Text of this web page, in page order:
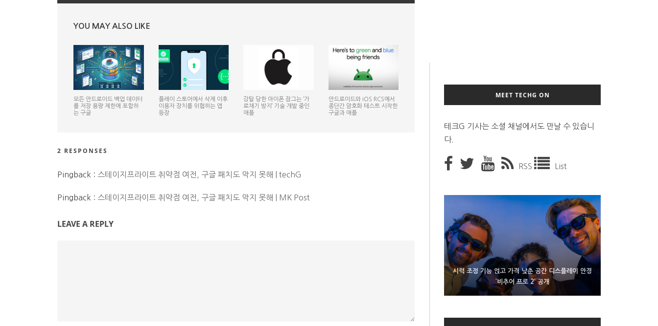
YOU MAY ALSO LIKE
모든 안드로이드 백업 데이터
를 저장 용량 제한에 포함하
는 구글
플레이 스토어에서 삭제 이후
이용자 장치를 위협하는 앱
등장
강탈 당한 아이폰 잠그는 ‘가
로채기 방지’ 기술 개발 중인
애플
안드로이드와 iOS RCS에서
종단간 암호화 테스트 시작한
구글과 애플
2 RESPONSES
Pingback : 스테이지프라이트 취약점 여전, 구글 패치도 막지 못해 | techG
Pingback : 스테이지프라이트 취약점 여전, 구글 패치도 막지 못해 | MK Post
LEAVE A REPLY
MEET TECHG ON
테크G 기사는 소셜 채널에서도 만날 수 있습니
다.
RSS List
시력 조정 기능 얹고 가격 낮춘 공간 디스플레이 안경
‘비추어 프로 2’ 공개
D램 부족에 10억달러어치 아이폰18 프로세서 패키징
대기 중
300~400달러 반지형 스피커 준비하는 오픈AI